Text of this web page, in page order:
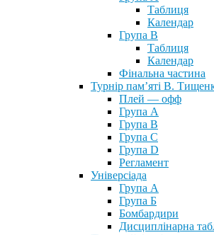
Таблиця
Календар
Група В
Таблиця
Календар
Фінальна частина
Турнір пам’яті В.
Плей — офф
Група А
Група B
Група С
Група D
Регламент
Універсіада
Група А
Група Б
Бомбардири
Дисциплінарна